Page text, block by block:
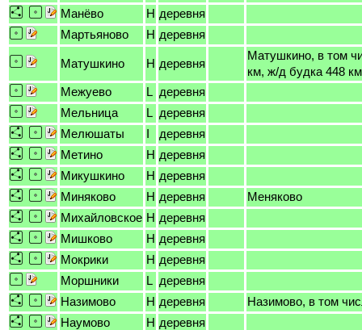
Манёво
H деревня
Мартьяново
H деревня
Матушкино H деревня
Матушкино, в том
км, ж/д будка 448 км
Межуево
L деревня
Мельница
L деревня
Мелюшаты
I
деревня
Метино
H деревня
Микушкино
H деревня
Миняково
H деревня
Меняково
Михайловское H деревня
Мишково
H деревня
Мокрики
H деревня
Моршники
L деревня
Назимово
H деревня
Назимово, в том
Наумово
H деревня